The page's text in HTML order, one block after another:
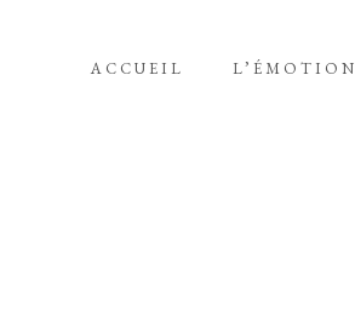
ACCUEIL L’ÉMOTION